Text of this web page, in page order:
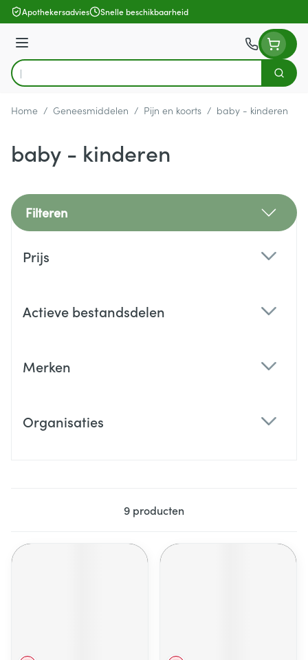
Ga naar de inhoud
Apothekersadvies Snelle beschikbaarheid
Menu
Product, merk, categorie...
Zoek
Home / Geneesmiddelen / Pijn en koorts / baby - kinderen
baby - kinderen
Filteren
Prijs
Actieve bestandsdelen
Merken
Organisaties
9 producten